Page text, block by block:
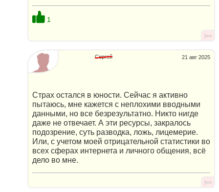
1
|<<
21 авг 2025
Сергей
Страх остался в юности. Сейчас я активно
пытаюсь, мне кажется с неплохими вводными
данными, но все безрезультатно. Никто нигде
даже не отвечает. А эти ресурсы, закралось
подозрение, суть разводка, ложь, лицемерие.
Или, с учетом моей отрицательной статистики во
всех сферах интернета и личного общения, всё
дело во мне.
|<<